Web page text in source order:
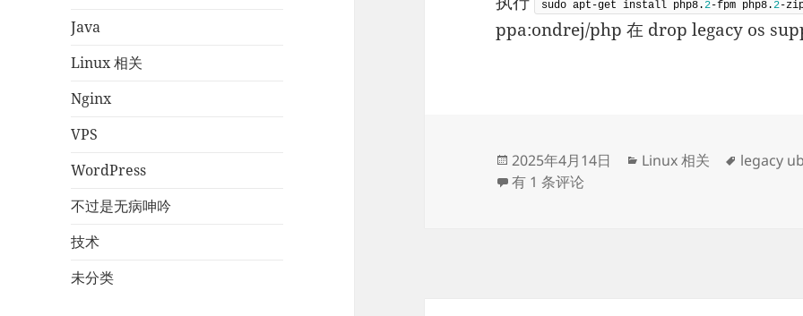
Java
Linux 相关
Nginx
VPS
WordPress
不过是无病呻吟
技术
未分类
sudo apt-get install php8.2-fpm php8.2-
ppa:ondrej/php 在 drop legacy os
发
布
2025年4月14日
分
Linux 相关
标
legacy
为 Ubuntu 16.04 / 18.04 / 20.04 / 22.04 添
有 1 条评论